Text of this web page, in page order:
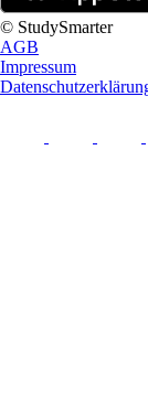
© StudySmarter
AGB
Impressum